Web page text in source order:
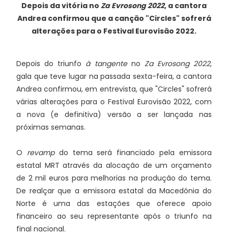
Depois da vitória no Za Evrosong 2022, a cantora
Andrea confirmou que a canção "Circles" sofrerá
alterações para o Festival Eurovisão 2022.
Depois do triunfo à tangenteno Za Evrosong 2022,
gala que teve lugar na passada sexta-feira, a cantora
Andrea confirmou, em entrevista, que "Circles" sofrerá
várias alterações para o Festival Eurovisão 2022, com
a nova (e definitiva) versão a ser lançada nas
próximas semanas.
O revampdo tema será financiado pela emissora
estatal MRT através da alocação de um orçamento
de 2 mil euros para melhorias na produção do tema.
De realçar que a emissora estatal da Macedónia do
Norte é uma das estações que oferece apoio
financeiro ao seu representante após o triunfo na
final nacional.